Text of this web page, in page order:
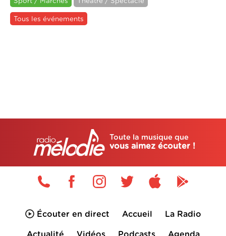
Tous les événements
Toute la musique que
vous aimez écouter !
Écouter en direct Accueil La Radio